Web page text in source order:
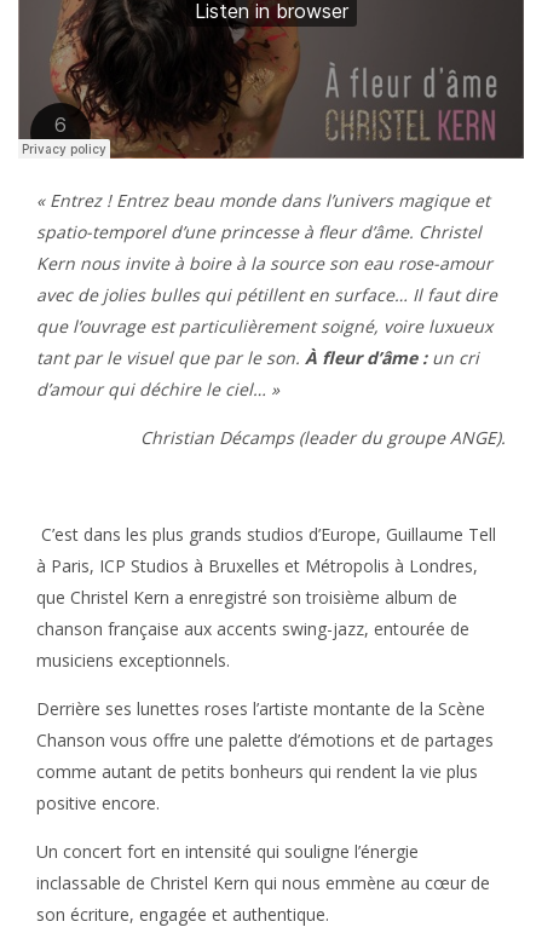
« Entrez ! Entrez beau monde dans l’univers magique et
spatio-temporel d’une princesse à fleur d’âme. Christel
Kern nous invite à boire à la source son eau rose-amour
avec de jolies bulles qui pétillent en surface… Il faut dire
que l’ouvrage est particulièrement soigné, voire luxueux
tant par le visuel que par le son. À fleur d’âme :un cri
d’amour qui déchire le ciel… »
Christian Décamps (leader du groupe ANGE).
C’est dans les plus grands studios d’Europe, Guillaume Tell
à Paris, ICP Studios à Bruxelles et Métropolis à Londres,
que Christel Kern a enregistré son troisième album de
chanson française aux accents swing-jazz, entourée de
musiciens exceptionnels.
Derrière ses lunettes roses l’artiste montante de la Scène
Chanson vous offre une palette d’émotions et de partages
comme autant de petits bonheurs qui rendent la vie plus
positive encore.
Un concert fort en intensité qui souligne l’énergie
inclassable de Christel Kern qui nous emmène au cœur de
son écriture, engagée et authentique.